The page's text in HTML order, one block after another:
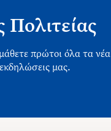
πρώτοι όλα τα νέα
εκδηλώσεις μας.